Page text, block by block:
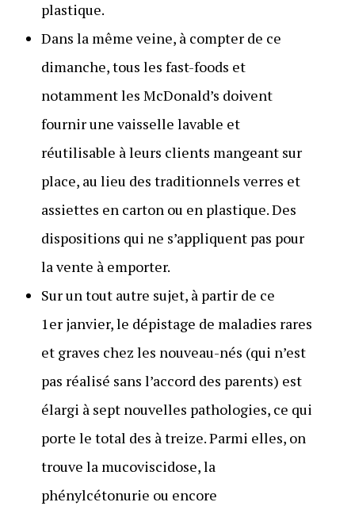
plastique.
Dans la même veine, à compter de ce
dimanche, tous les fast-foods et
notamment les McDonald’s doivent
fournir une vaisselle lavable et
réutilisable à leurs clients mangeant sur
place, au lieu des traditionnels verres et
assiettes en carton ou en plastique. Des
dispositions qui ne s’appliquent pas pour
la vente à emporter.
Sur un tout autre sujet, à partir de ce
1er janvier, le dépistage de maladies rares
et graves chez les nouveau-nés (qui n’est
pas réalisé sans l’accord des parents) est
élargi à sept nouvelles pathologies, ce qui
porte le total des à treize. Parmi elles, on
trouve la mucoviscidose, la
phénylcétonurie ou encore